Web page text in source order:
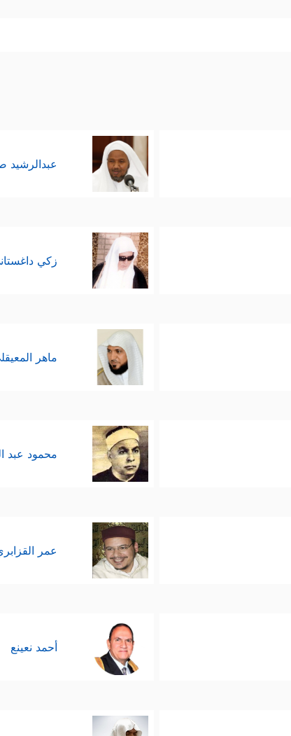
عبدالرشيد
زكي
ماهر
محمود عبد
عمر
أحمد نعينع